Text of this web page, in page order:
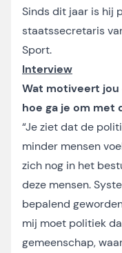
Sinds dit jaar is hij
staatssecretaris
Sport.
Interview
Wat motiveert
hoe ga je om met
“Je ziet dat de
minder mensen
zich nog in het
deze mensen.
bepalend
mij moet politiek
gemeenschap,